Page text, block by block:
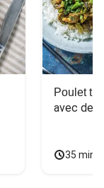
Poulet
avec des
35